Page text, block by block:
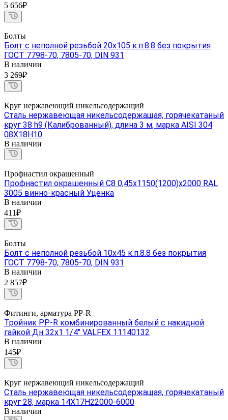
5 656₽
Болты
Болт с неполной резьбой 20х105 к.п.8.8 без покрытия
ГОСТ 7798-70, 7805-70, DIN 931
В наличии
3 269₽
Круг нержавеющий никельсодержащий
Сталь нержавеющая никельсодержащая, горячекатаный
круг 38 h9 (Калиброванный), длина 3 м, марка AISI 304
08Х18Н10
В наличии
Профнастил окрашенный
Профнастил окрашенный С8 0,45х1150(1200)х2000 RAL
3005 винно-красный Уценка
В наличии
411₽
Болты
Болт с неполной резьбой 10х45 к.п.8.8 без покрытия
ГОСТ 7798-70, 7805-70, DIN 931
В наличии
2 857₽
Фитинги, арматура PP-R
Тройник PP-R комбинированный белый с накидной
гайкой Дн 32х1 1/4" VALFEX 11140132
В наличии
145₽
Круг нержавеющий никельсодержащий
Сталь нержавеющая никельсодержащая, горячекатаный
круг 28, марка 14Х17Н22000-6000
В наличии